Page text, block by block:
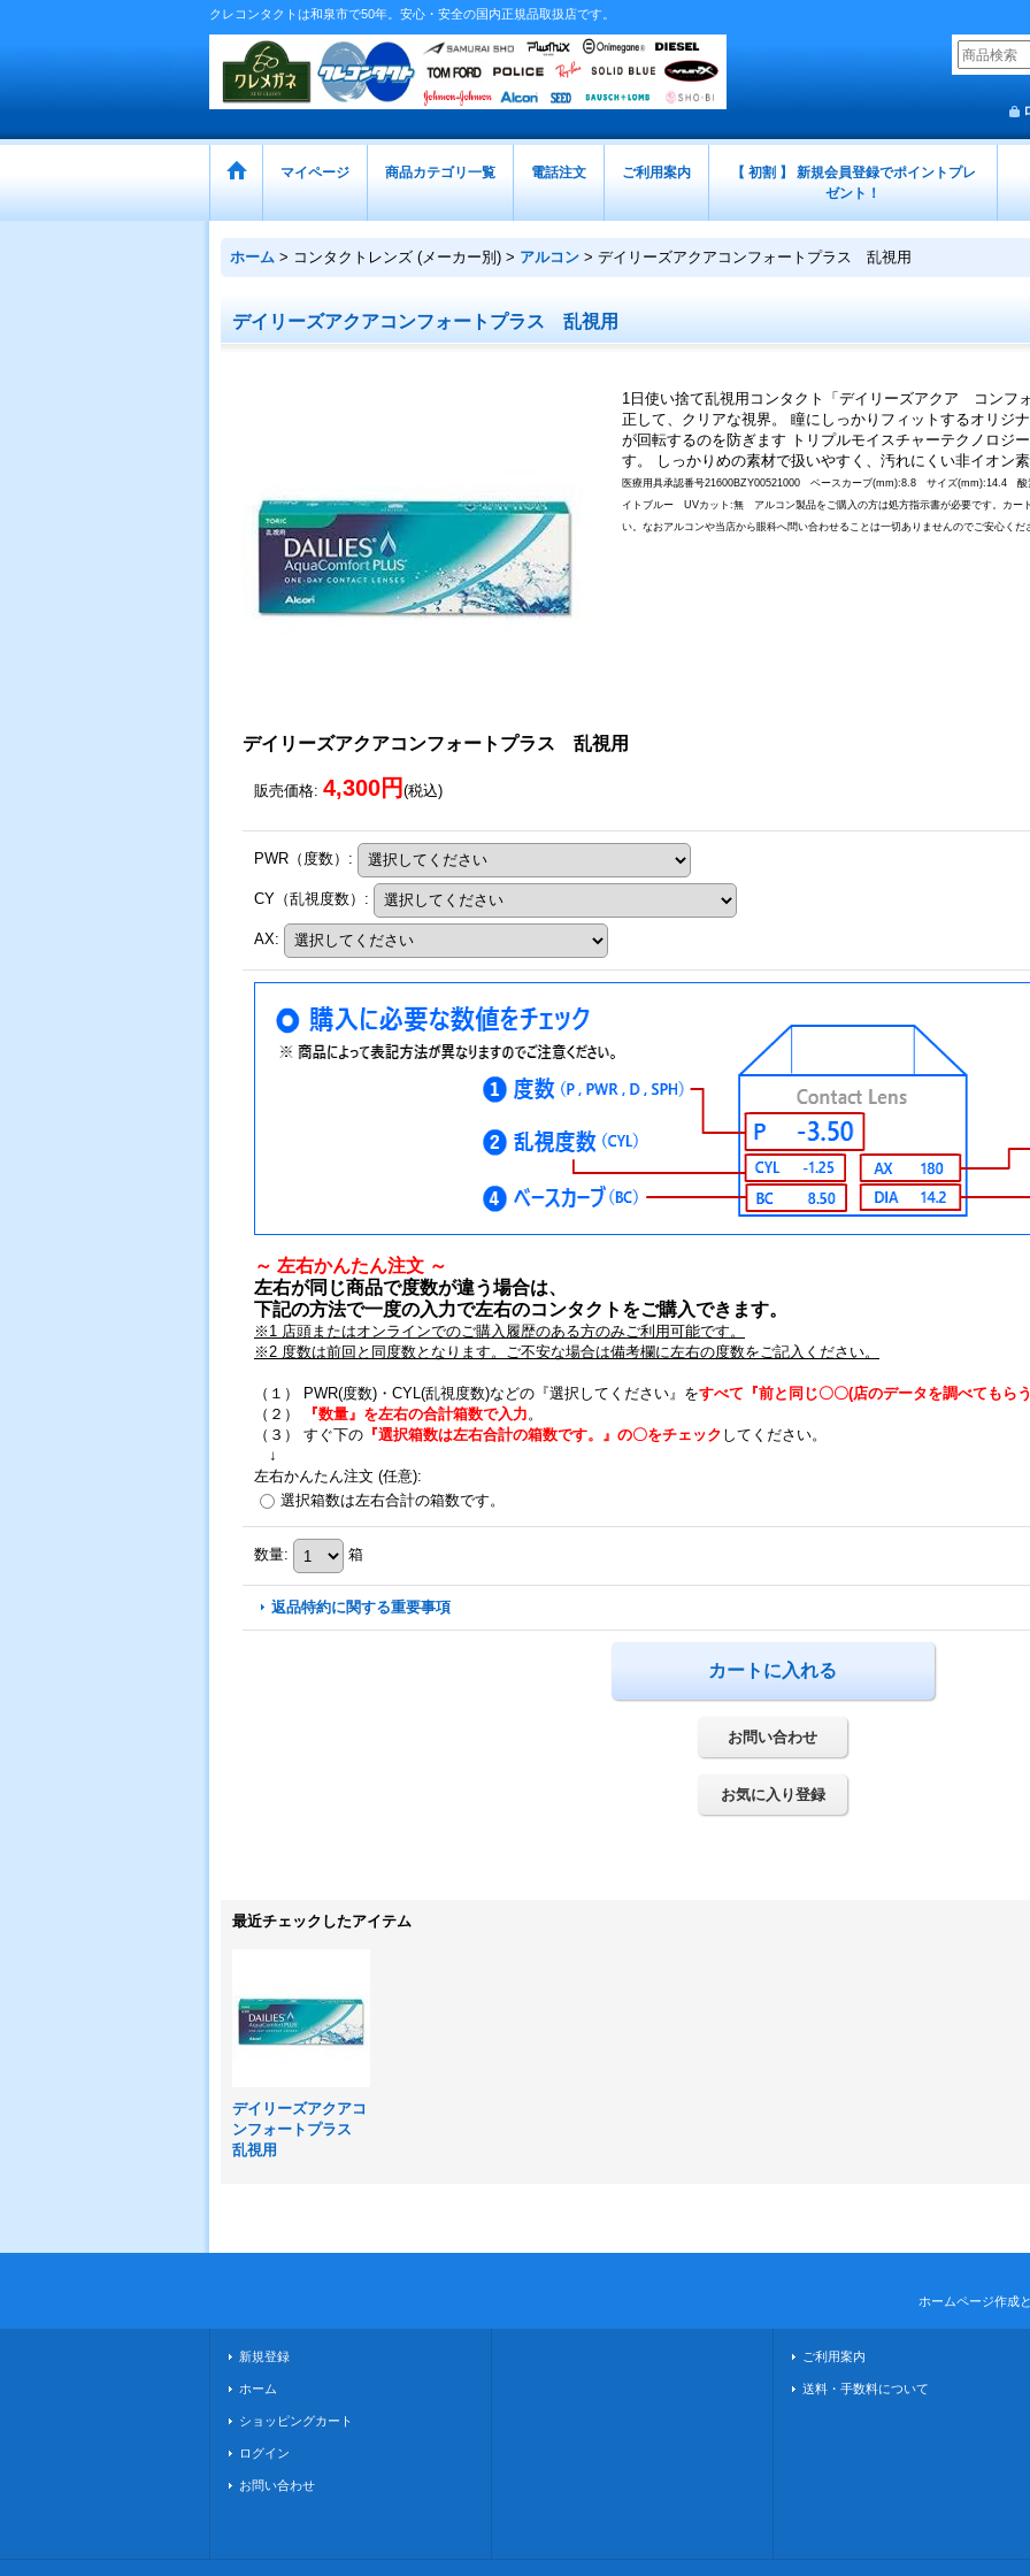
クレコンタクトは和泉市で50年。安心・安全の国内正規品取扱店です。
マイページ 商品カテゴリ一覧 電話注文 ご利用案内
【 初割 】 新規会員登録でポイントプレ
ゼント！
ホーム > コンタクトレンズ (メーカー別) > アルコン > デイリーズアクアコンフォートプラス 乱視用
デイリーズアクアコンフォートプラス 乱視用
1日使い捨て乱視用コンタクト「デイリーズアクア コンフ
正して、クリアな視界。 瞳にしっかりフィットするオリジ
が回転するのを防ぎます トリプルモイスチャーテクノロジ
す。 しっかりめの素材で扱いやすく、汚れにくい非イオン
医療用具承認番号21600BZY00521000 ベースカーブ(mm):8.8 サイズ(mm):14.4
イトブルー UVカット:無 アルコン製品をご購入の方は処方指示書が必要です。カー
い。なおアルコンや当店から眼科へ問い合わせることは一切ありませんのでご安心くだ
デイリーズアクアコンフォートプラス 乱視用
販売価格: 4,300円 (税込)
PWR（度数） :
CY（乱視度数） :
AX:
～ 左右かんたん注文 ～
左右が同じ商品で度数が違う場合は、
下記の方法で一度の入力で左右のコンタクトをご購入できます。
※1 店頭またはオンラインでのご購入履歴のある方のみご利用可能です。
※2 度数は前回と同度数となります。ご不安な場合は備考欄に左右の度数をご記入ください。
（１） PWR(度数)・CYL(乱視度数)などの『選択してください』をすべて『前と同じ〇〇(店のデータを調べてもら
（２）
『数量』を左右の合計箱数で入力。
（３） すぐ下の 『選択箱数は左右合計の箱数です。』の〇をチェック してください。
↓
左右かんたん注文 (任意):
選択箱数は左右合計の箱数です。
数量: 箱
返品特約に関する重要事項
お問い合わせ
お気に入り登録
最近チェックしたアイテム
デイリーズアクアコ
ンフォートプラス
乱視用
ホームページ作成
新規登録
ホーム
ショッピングカート
ログイン
お問い合わせ
ご利用案内
送料・手数料について